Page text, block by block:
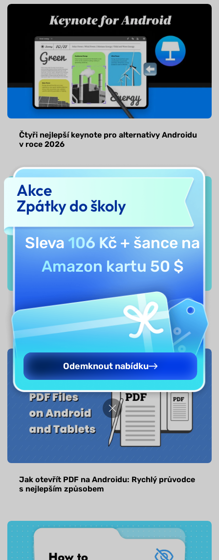
Čtyři nejlepší keynote pro alternativy Androidu
v roce 2026
Nejlepší způsoby, jak uložit PDF na Androidu v
Jak otevřít PDF na Androidu: Rychlý průvodce
s nejlepším způsobem
Akce
Zpátky do školy
Sleva 106 Kč + šance na
Amazon kartu 50 $
Odemknout nabídku